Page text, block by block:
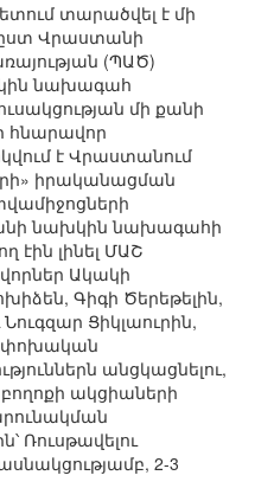
տարածվել է մի
ըստ Վրաստանի
(ՊԱԾ)
նախագահ
մի քանի
է Վրաստանում
իրականացման
նախկին նախագահի
էին լինել ՄԱՇ
Ակակի
Գիգի Ծերեթելին,
Ցիկլաուրին,
անցկացնելու,
բողոքի ակցիաների
Ռուսթավելու
2-3